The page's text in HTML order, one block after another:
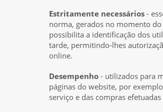
Estritamente necessários -
norma, gerados no momento
possibilita a identificação dos
tarde, permitindo-lhes
online.
Desempenho - utilizados para
páginas do website, por
serviço e das compras